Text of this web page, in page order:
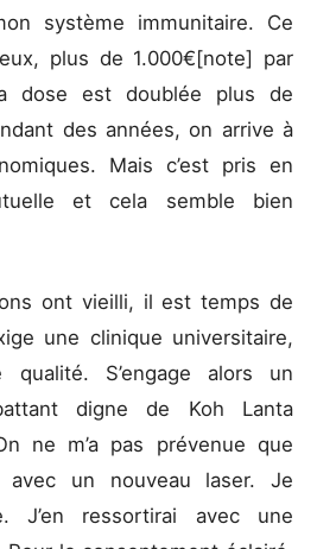
système immunitaire. Ce
plus de 1.000€[note] par
dose est doublée plus de
des années, on arrive à
Mais c’est pris en
et cela semble bien
ont vieilli, il est temps de
une clinique universitaire,
S’engage alors un
digne de Koh Lanta
ne m’a pas prévenue que
avec un nouveau laser. Je
J’en ressortirai avec une